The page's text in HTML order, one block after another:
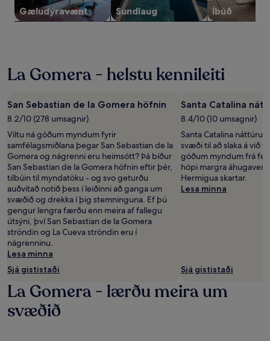
skilmálar
geta
Gæludýravænt Sundlaug Íbúð
La Gomera - helstu kennileiti
San Sebastian de la Gomera höfnin
8.2/10 (278 umsagnir)
Viltu ná góðum myndum fyrir
samfélagsmiðlana þegar San Sebastian de la
Gomera og nágrenni eru heimsótt? Þá bíður
San Sebastian de la Gomera höfnin eftir þér,
tilbúin til myndatöku - og svo geturðu
auðvitað notið þess í leiðinni að ganga um
svæðið og drekka í þig stemninguna. Ef þú
gengur lengra færðu enn meira af fallegu
útsýni, því San Sebastian de la Gomera
ströndin og La Cueva ströndin eru í
nágrenninu.
Lesa minna
Sjá gististaði
Santa Catalina
8.4/10 (10 umsagnir)
Santa Catalina
svæði til að slaka á við
góðum myndum frá
hópi margra
Hermigua skartar.
Lesa minna
Sjá gististaði
La Gomera - lærðu meira um
svæðið